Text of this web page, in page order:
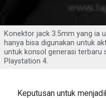
Konektor jack 3.5mm yang ia
hanya bisa digunakan untuk
untuk konsol generasi terbaru
Playstation 4.
Keputusan untuk